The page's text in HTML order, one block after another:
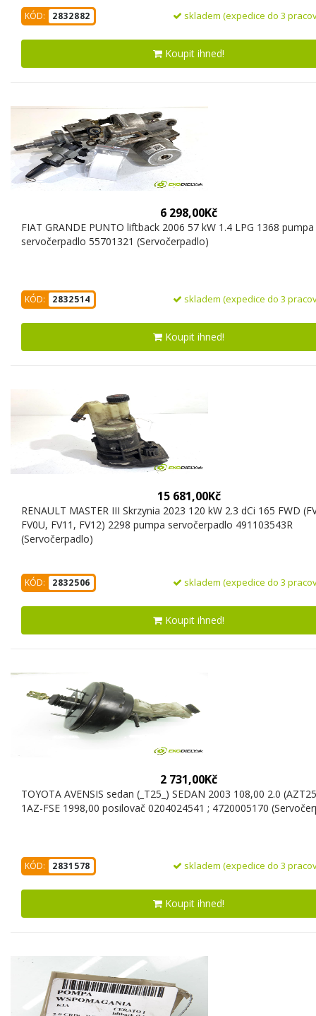
KÓD: 2832882 skladem (expedice do 3
Koupit ihned!
6 298,00Kč
FIAT GRANDE PUNTO liftback 2006 57 kW 1.4 LPG 1368 pumpa
servočerpadlo 55701321 (Servočerpadlo)
KÓD: 2832514 skladem (expedice do 3
Koupit ihned!
15 681,00Kč
RENAULT MASTER III Skrzynia 2023 120 kW 2.3 dCi 165 FWD
FV0U, FV11, FV12) 2298 pumpa servočerpadlo 491103543R
(Servočerpadlo)
KÓD: 2832506 skladem (expedice do 3
Koupit ihned!
2 731,00Kč
TOYOTA AVENSIS sedan (_T25_) SEDAN 2003 108,00 2.0
1AZ-FSE 1998,00 posilovač 0204024541 ; 4720005170
KÓD: 2831578 skladem (expedice do 3
Koupit ihned!